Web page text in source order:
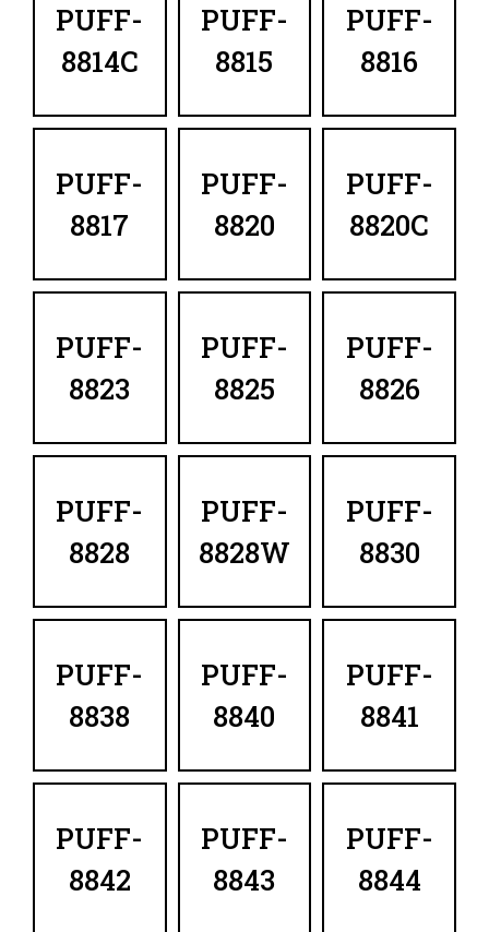
PUFF-
8814C
PUFF-
8815
PUFF-
8816
PUFF-
8817
PUFF-
8820
PUFF-
8820C
PUFF-
8823
PUFF-
8825
PUFF-
8826
PUFF-
8828
PUFF-
8828W
PUFF-
8830
PUFF-
8838
PUFF-
8840
PUFF-
8841
PUFF-
8842
PUFF-
8843
PUFF-
8844